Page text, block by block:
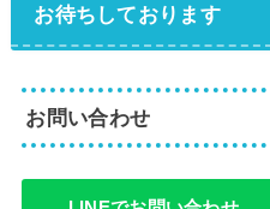
お待ちしております
お問い合わせ